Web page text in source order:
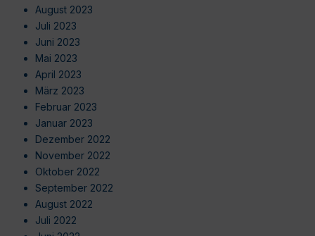
August 2023
Juli 2023
Juni 2023
Mai 2023
April 2023
März 2023
Februar 2023
Januar 2023
Dezember 2022
November 2022
Oktober 2022
September 2022
August 2022
Juli 2022